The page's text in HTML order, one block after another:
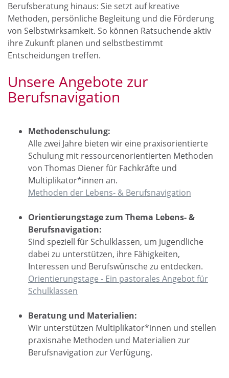
Berufsberatung hinaus: Sie setzt auf kreative
Methoden, persönliche Begleitung und die Förderung
von Selbstwirksamkeit. So können Ratsuchende aktiv
ihre Zukunft planen und selbstbestimmt
Entscheidungen treffen.
Unsere Angebote zur
Berufsnavigation
Methodenschulung:
Alle zwei Jahre bieten wir eine praxisorientierte
Schulung mit ressourcenorientierten Methoden
von Thomas Diener für Fachkräfte und
Multiplikator*innen an.
Methoden der Lebens- & Berufsnavigation
Orientierungstage zum Thema Lebens- &
Berufsnavigation:
Sind speziell für Schulklassen, um Jugendliche
dabei zu unterstützen, ihre Fähigkeiten,
Interessen und Berufswünsche zu entdecken.
Orientierungstage - Ein pastorales Angebot für
Schulklassen
Beratung und Materialien:
Wir unterstützen Multiplikator*innen und stellen
praxisnahe Methoden und Materialien zur
Berufsnavigation zur Verfügung.